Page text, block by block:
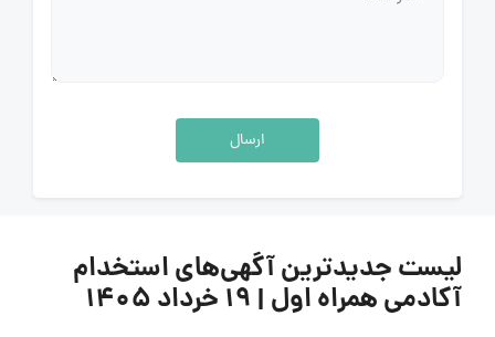
ارسال
لیست جدیدترین آگهی‌های استخدام
آکادمی همراه اول | ۱۹ خرداد ۱۴۰۵